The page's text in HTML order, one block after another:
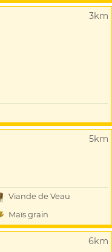
3km
5km
Viande de Veau
Maïs grain
6km